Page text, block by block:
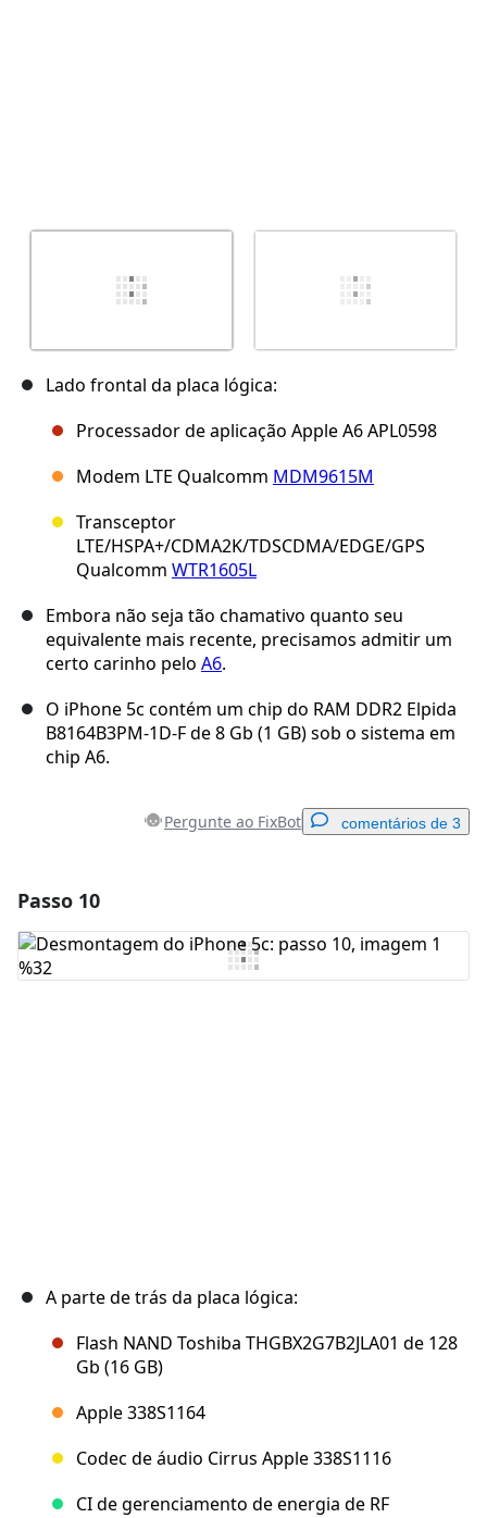
Lado frontal da placa lógica:
Processador de aplicação Apple A6 APL0598
Modem LTE Qualcomm MDM9615M
Transceptor
LTE/HSPA+/CDMA2K/TDSCDMA/EDGE/GPS
Qualcomm WTR1605L
Embora não seja tão chamativo quanto seu
equivalente mais recente, precisamos admitir um
certo carinho pelo A6.
O iPhone 5c contém um chip do RAM DDR2 Elpida
B8164B3PM-1D-F de 8 Gb (1 GB) sob o sistema em
chip A6.
Pergunte ao FixBot comentários de 3
Comentar
Passo 10
A parte de trás da placa lógica:
Flash NAND Toshiba THGBX2G7B2JLA01 de 128
Gb (16 GB)
Apple 338S1164
Codec de áudio Cirrus Apple 338S1116
CI de gerenciamento de energia de RF